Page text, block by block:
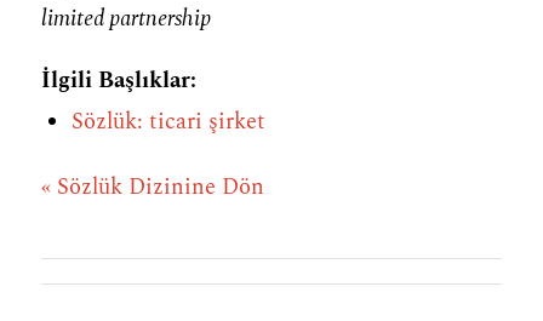
limited partnership
İlgili Başlıklar:
Sözlük: ticari şirket
« Sözlük Dizinine Dön